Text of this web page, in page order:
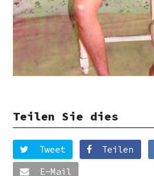
Teilen Sie dies
Tweet Teilen
E-Mail